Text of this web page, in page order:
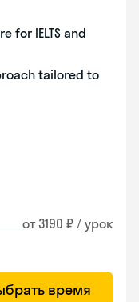
for IELTS and
tailored to
от 3190 ₽ / урок
время